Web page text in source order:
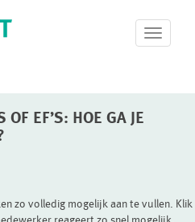
T
o
a
OF EF’S: HOE GA JE
zo volledig mogelijk aan te vullen. Klik